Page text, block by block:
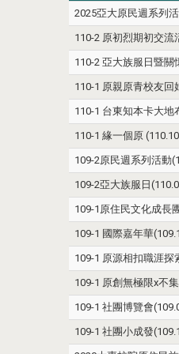
2025亞大原民週系列
110-2 原初烈期初交流
110-2 亞大族服日暨關
110-1 原親原青校友回
110-1 台東知本卡大地
110-1 緣一個原
109-2原民週系列活動
109-2亞大族服日
109-1原住民文化成長
109-1 國際嘉年華
109-1 原源相扣職涯探
109-1 原創無極限x不
109-1 社團博覽會
109-1 社團小成發